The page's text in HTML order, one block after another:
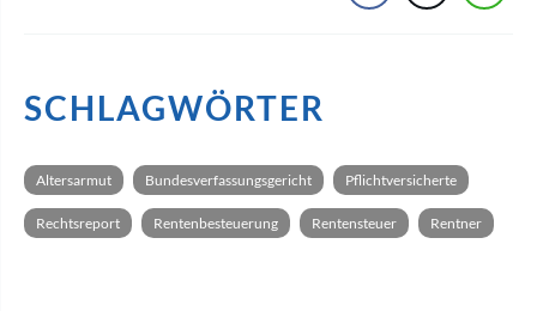
SCHLAGWÖRTER
Altersarmut Bundesverfassungsgericht Pflichtversicherte
Rechtsreport Rentenbesteuerung Rentensteuer Rentner